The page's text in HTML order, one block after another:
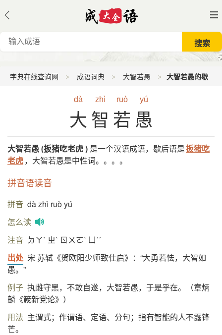
字典在线查询网 成语词典 大智若愚 大智若愚的歇
dà zhì ruò yú
大智若愚
大智若愚 (扳猪吃老虎 ) 是一个汉语成语，歇后语是扳猪吃
老虎，大智若愚是中性词。。。。
拼音语读音
拼音 dà zhì ruò yú
怎么读
注音 ㄉㄚˋ ㄓˋ ㄖㄨㄛˋ ㄩˊˊ
出处 宋 苏轼《贺欧阳少师致仕启》：“大勇若怯，大智如
愚。”
例子 执雌守黑，不敢自遂，大智若愚，于是乎在。（章炳
麟《箴新党论》）
用法 主谓式；作谓语、定语、分句；指有智能的人不露锋
芒。